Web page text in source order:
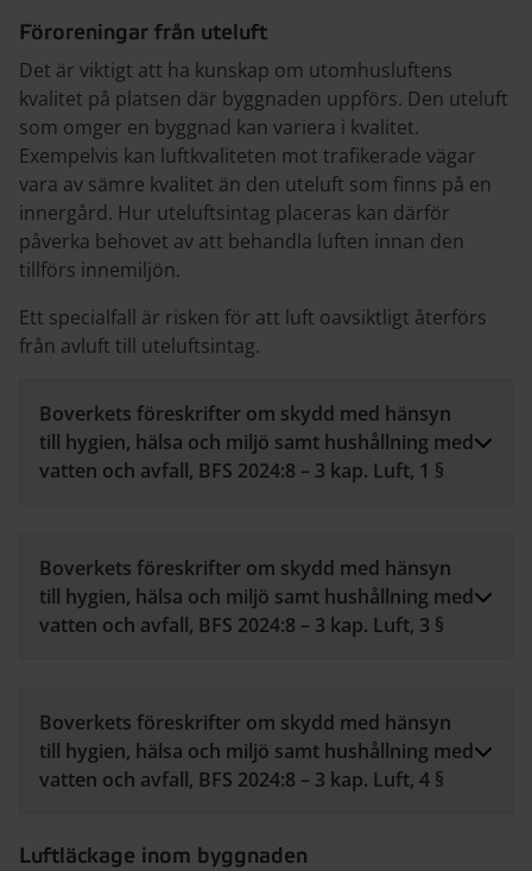
Föroreningar från uteluft
Det är viktigt att ha kunskap om utomhusluftens
kvalitet på platsen där byggnaden uppförs. Den uteluft
som omger en byggnad kan variera i kvalitet.
Exempelvis kan luftkvaliteten mot trafikerade vägar
vara av sämre kvalitet än den uteluft som finns på en
innergård. Hur uteluftsintag placeras kan därför
påverka behovet av att behandla luften innan den
tillförs innemiljön.
Ett specialfall är risken för att luft oavsiktligt återförs
från avluft till uteluftsintag.
Boverkets föreskrifter om skydd med hänsyn
till hygien, hälsa och miljö samt hushållning med
vatten och avfall, BFS 2024:8 – 3 kap. Luft, 1 §
Boverkets föreskrifter om skydd med hänsyn
till hygien, hälsa och miljö samt hushållning med
vatten och avfall, BFS 2024:8 – 3 kap. Luft, 3 §
Boverkets föreskrifter om skydd med hänsyn
till hygien, hälsa och miljö samt hushållning med
vatten och avfall, BFS 2024:8 – 3 kap. Luft, 4 §
Luftläckage inom byggnaden